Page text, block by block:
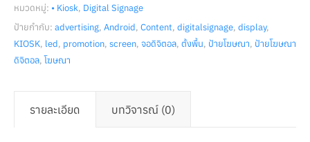
หมวดหมู่: • Kiosk, Digital Signage
ป้ายกำกับ: advertising, Android, Content, digitalsignage, display,
KIOSK, led, promotion, screen, จอดิจิตอล, ตั้งพื้น, ป้ายโฆษณา, ป้ายโฆษณา
ดิจิตอล, โฆษณา
รายละเอียด บทวิจารณ์ (0)